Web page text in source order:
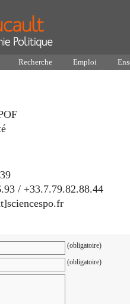
Recherche Emploi
/ +33.7.79.82.88.44
(obligatoire)
(obligatoire)